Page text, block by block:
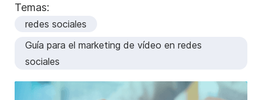
Temas:
redes sociales
Guía para el marketing de vídeo en redes
sociales